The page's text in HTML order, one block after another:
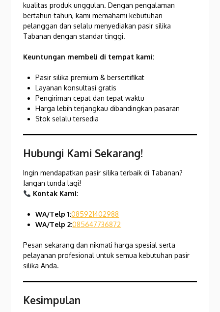
kualitas produk unggulan. Dengan pengalaman
bertahun-tahun, kami memahami kebutuhan
pelanggan dan selalu menyediakan pasir silika
Tabanan dengan standar tinggi.
Keuntungan membeli di tempat kami:
Pasir silika premium & bersertifikat
Layanan konsultasi gratis
Pengiriman cepat dan tepat waktu
Harga lebih terjangkau dibandingkan pasaran
Stok selalu tersedia
Hubungi Kami Sekarang!
Ingin mendapatkan pasir silika terbaik di Tabanan?
Jangan tunda lagi!
Kontak Kami:
WA/Telp 1:085921402988
WA/Telp 2:085647736872
Pesan sekarang dan nikmati harga spesial serta
pelayanan profesional untuk semua kebutuhan pasir
silika Anda.
Kesimpulan